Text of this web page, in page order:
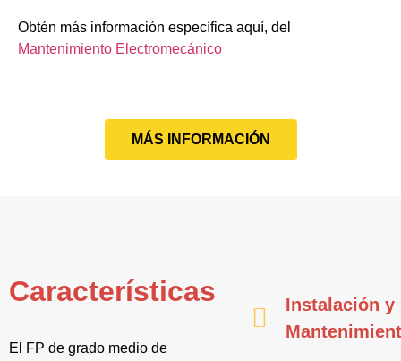
Obtén más información específica aquí, del
Mantenimiento Electromecánico
MÁS INFORMACIÓN
Características
El FP de grado medio de
Instalación y